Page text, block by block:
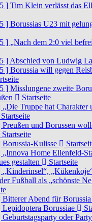
] Tim Klein verlässt das
] Borussias U23 mit
] „Nach dem 2:0 viel
] Abschied von Ludwig
] Borussia will gegen
] Misslungene zweite
Startseite
„Die Truppe hat Charakter
Startseite
Preußen und Borussen
Startseite
Borussia-Kulisse
„Innova Home Ellenfeld-
gestalten
Startseite
„Kinderinsel“,
Fußball als „schönste
Bitterer Abend für Borussia
Lepidoptera Borussiae
Geburtstagsparty oder